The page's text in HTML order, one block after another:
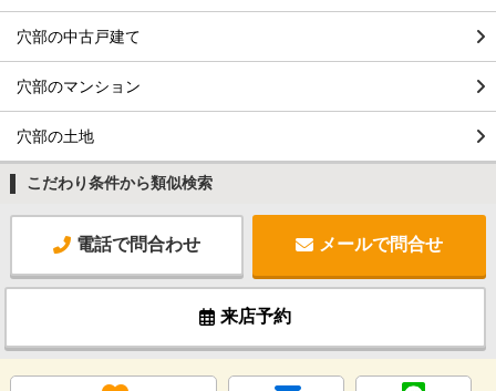
穴部の中古戸建て
穴部のマンション
穴部の土地
こだわり条件から類似検索
電話で問合わせ メールで問合せ
来店予約